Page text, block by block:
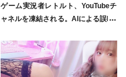
ゲーム実況者レトルト、YouTubeチ
ャネルを凍結される。AIによる誤BA